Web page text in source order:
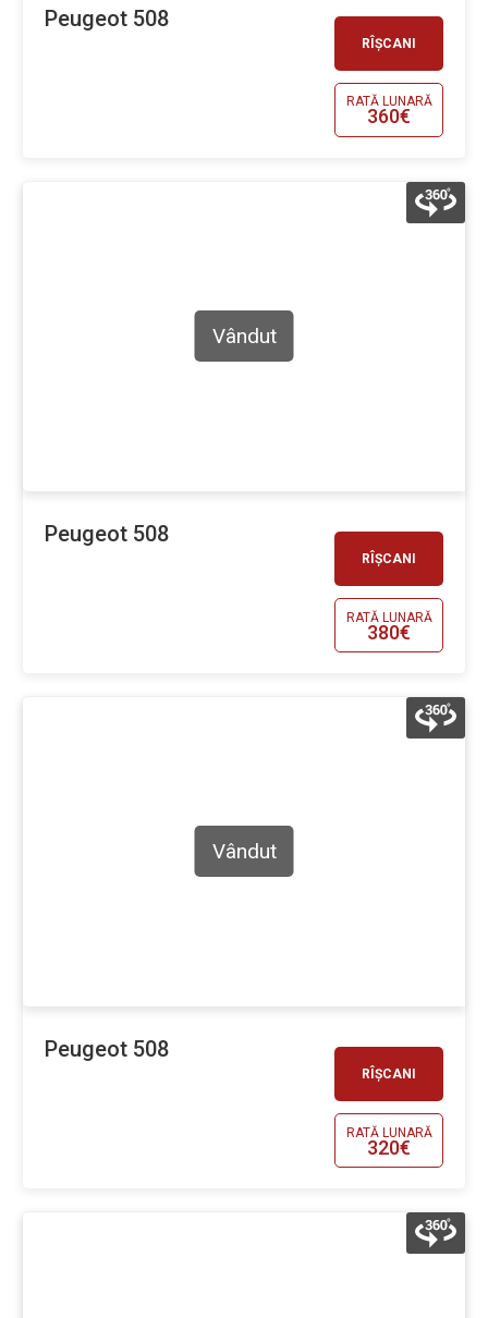
RÎȘCANI
RATĂ LUNARĂ
360€
Peugeot 508
RÎȘCANI
RATĂ LUNARĂ
380€
Vândut
Peugeot 508
RÎȘCANI
RATĂ LUNARĂ
320€
Vândut
Peugeot 508